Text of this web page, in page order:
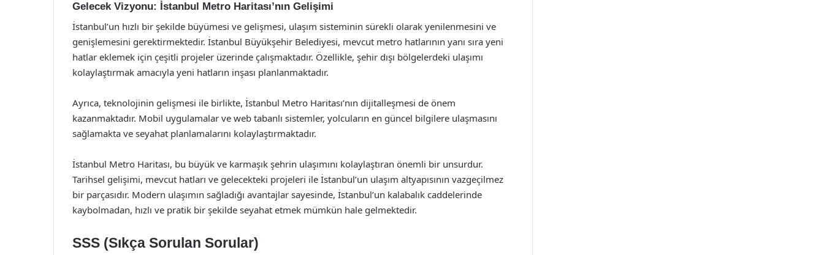
Gelecek Vizyonu: İstanbul Metro Haritası’nın Gelişimi
İstanbul’un hızlı bir şekilde büyümesi ve gelişmesi, ulaşım sisteminin sürekli olarak yenilenmesini ve
genişlemesini gerektirmektedir. İstanbul Büyükşehir Belediyesi, mevcut metro hatlarının yanı sıra yeni
hatlar eklemek için çeşitli projeler üzerinde çalışmaktadır. Özellikle, şehir dışı bölgelerdeki ulaşımı
kolaylaştırmak amacıyla yeni hatların inşası planlanmaktadır.
Ayrıca, teknolojinin gelişmesi ile birlikte, İstanbul Metro Haritası’nın dijitalleşmesi de önem
kazanmaktadır. Mobil uygulamalar ve web tabanlı sistemler, yolcuların en güncel bilgilere ulaşmasını
sağlamakta ve seyahat planlamalarını kolaylaştırmaktadır.
İstanbul Metro Haritası, bu büyük ve karmaşık şehrin ulaşımını kolaylaştıran önemli bir unsurdur.
Tarihsel gelişimi, mevcut hatları ve gelecekteki projeleri ile İstanbul’un ulaşım altyapısının vazgeçilmez
bir parçasıdır. Modern ulaşımın sağladığı avantajlar sayesinde, İstanbul’un kalabalık caddelerinde
kaybolmadan, hızlı ve pratik bir şekilde seyahat etmek mümkün hale gelmektedir.
SSS (Sıkça Sorulan Sorular)